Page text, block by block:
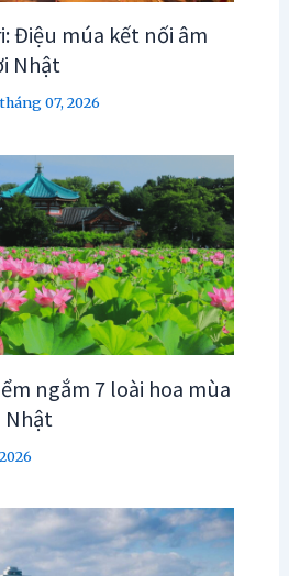
Điệu múa kết nối âm
Nhật
07, 2026
ngắm 7 loài hoa mùa
Nhật